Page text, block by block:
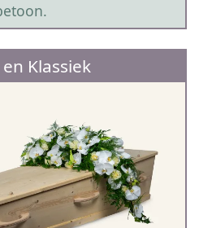
Klassiek